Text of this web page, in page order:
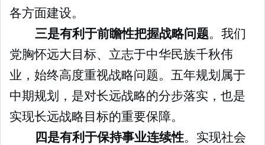
各方面建设。
三是有利于前瞻性把握战略问题。我们
党胸怀远大目标、立志于中华民族千秋伟
业，始终高度重视战略问题。五年规划属于
中期规划，是对长远战略的分步落实，也是
实现长远战略目标的重要保障。
四是有利于保持事业连续性。实现社会